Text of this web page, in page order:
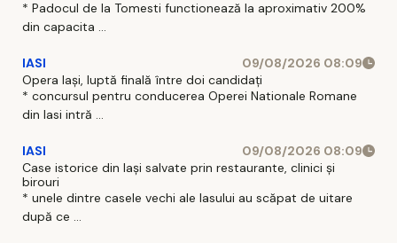
* Padocul de la Tomesti functionează la aproximativ 200%
din capacita ...
IASI
09/08/2026 08:09
Opera Iași, luptă finală între doi candidați
* concursul pentru conducerea Operei Nationale Romane
din Iasi intră ...
IASI
09/08/2026 08:09
Case istorice din Iași salvate prin restaurante, clinici și
birouri
* unele dintre casele vechi ale Iasului au scăpat de uitare
după ce ...